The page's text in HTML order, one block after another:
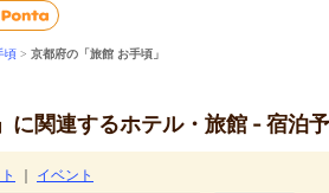
頃 > 京都府の「旅館 お手頃」
に関連するホテル・旅館 - 宿泊
イベント